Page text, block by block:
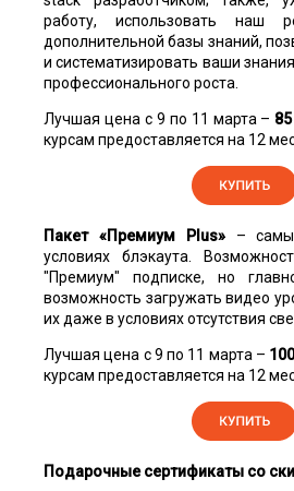
работу, использовать наш
дополнительной базы знаний,
и систематизировать ваши
профессионального роста.
Лучшая цена с 9 по 11 марта –
курсам предоставляется на 12
Пакет «Премиум Plus»–
условиях блэкаута.
"Премиум" подписке, но
возможность загружать видео
их даже в условиях отсутствия
Лучшая цена с 9 по 11 марта –
курсам предоставляется на 12
Подарочные сертификаты со